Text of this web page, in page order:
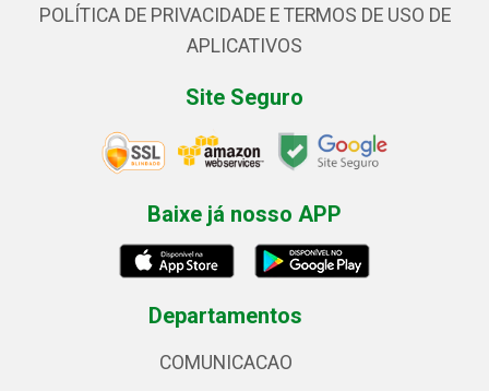
POLÍTICA DE PRIVACIDADE E TERMOS DE USO DE
APLICATIVOS
Site Seguro
Baixe já nosso APP
Departamentos
COMUNICACAO